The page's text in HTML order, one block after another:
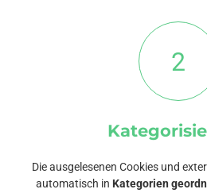
2
Die ausgelesenen Cookies und
automatisch in Kategorien